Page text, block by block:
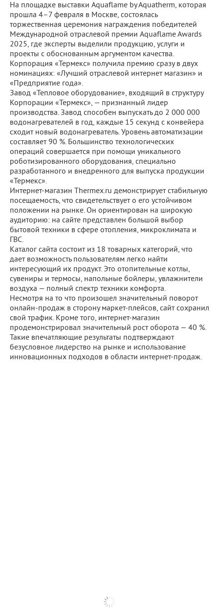
На площадке выставки Aquaflame by Aquatherm, которая
прошла 4–7 февраля в Москве, состоялась
торжественная церемония награждения победителей
Международной отраслевой премии Aquaflame Awards
2025, где эксперты выделили продукцию, услуги и
проекты с обоснованным аргументом качества.
Корпорация «Термекс» получила премию сразу в двух
номинациях: «Лучший отраслевой интернет магазин» и
«Предприятие года».
Завод «Тепловое оборудование», входящий в структуру
Корпорации «Термекс», — признанный лидер
производства. Завод способен выпускать до 2 000 000
водонагревателей в год, каждые 15 секунд с конвейера
сходит новый водонагреватель. Уровень автоматизации
составляет 90 %. Большинство технологических
операций совершается при помощи уникального
роботизированного оборудования, специально
разработанного и внедренного для выпуска продукции
«Термекс».
Интернет-магазин Thermex.ru демонстрирует стабильную
посещаемость, что свидетельствует о его устойчивом
положении на рынке. Он ориентирован на широкую
аудиторию: на сайте представлен большой выбор
бытовой техники в сфере отопления, микроклимата и
ГВС.
Каталог сайта состоит из 18 товарных категорий, что
дает возможность пользователям легко найти
интересующий их продукт. Это отопительные котлы,
сувениры и термосы, напольные бойлеры, увлажнители
воздуха — полный спектр техники комфорта.
Несмотря на то что произошел значительный поворот
онлайн-продаж в сторону маркет-плейсов, сайт сохранил
свой трафик. Кроме того, интернет-магазин
продемонстрировал значительный рост оборота — 40 %.
Такие впечатляющие результаты подтверждают
безусловное лидерство на рынке и использование
инновационных подходов в области интернет-продаж.